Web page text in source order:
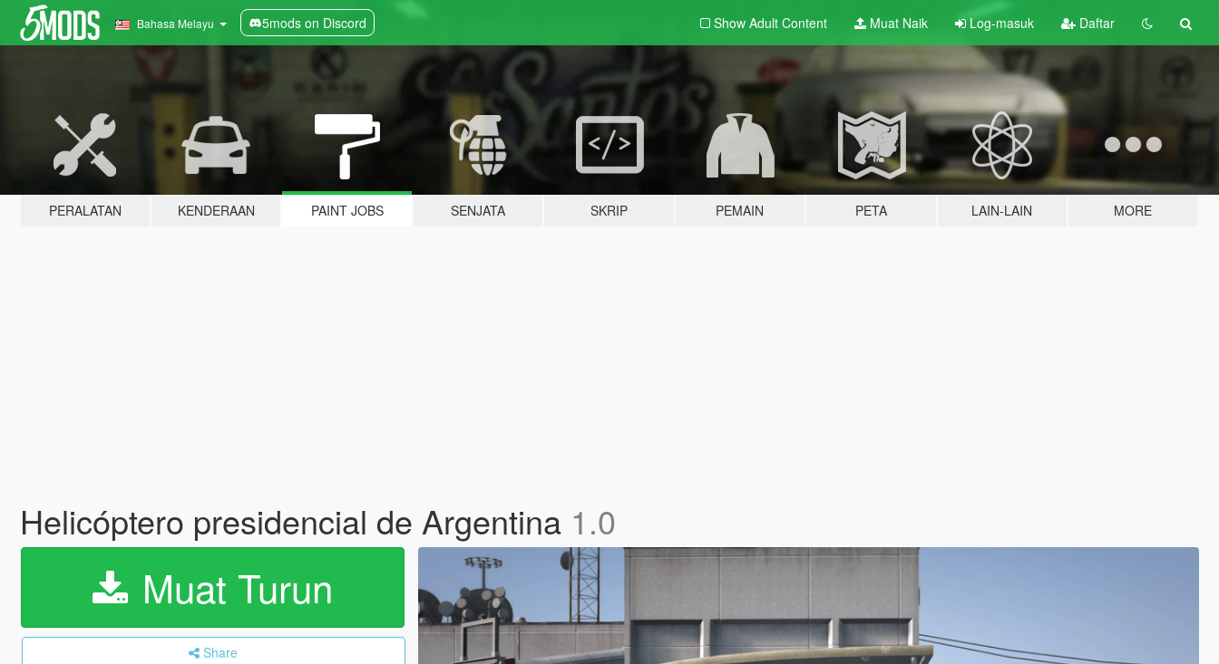
Bahasa Melayu 5mods on Discord Show Adult Content Muat Naik Log-masuk Daftar
PERALATAN KENDERAAN PAINT JOBS SENJATA SKRIP PEMAIN PETA LAIN-LAIN MORE
Helicóptero presidencial de Argentina 1.0
Muat Turun
Share